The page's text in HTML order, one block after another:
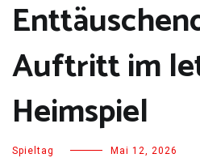
Auftritt im
Heimspiel
Spieltag Mai 12, 2026